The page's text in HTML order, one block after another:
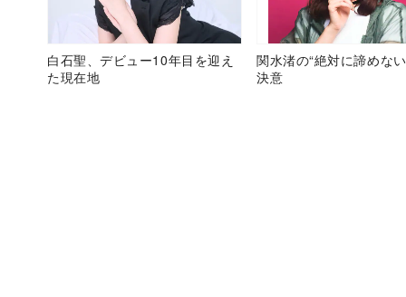
白石聖、デビュー10年目を迎え
た現在地
関水渚の“絶対に諦めな
決意